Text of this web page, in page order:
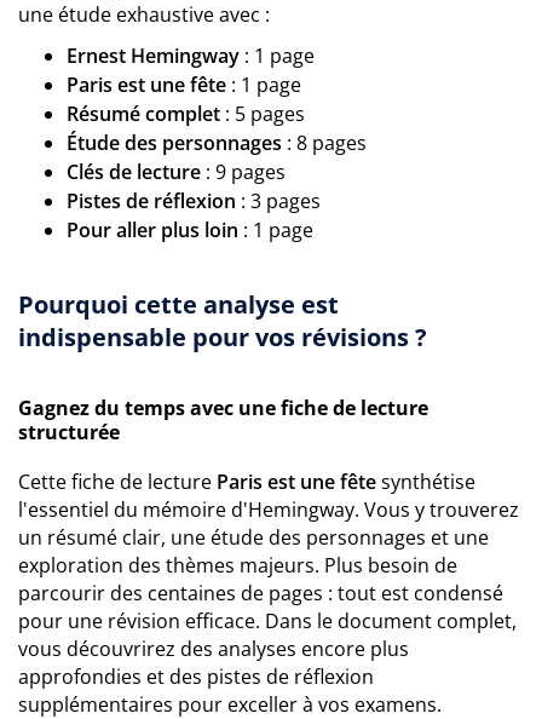
une étude exhaustive avec :
Ernest Hemingway : 1 page
Paris est une fête : 1 page
Résumé complet : 5 pages
Étude des personnages : 8 pages
Clés de lecture : 9 pages
Pistes de réflexion : 3 pages
Pour aller plus loin : 1 page
Pourquoi cette analyse est
indispensable pour vos révisions ?
Gagnez du temps avec une fiche de lecture
structurée
Cette fiche de lecture Paris est une fêtesynthétise
l'essentiel du mémoire d'Hemingway. Vous y trouverez
un résumé clair, une étude des personnages et une
exploration des thèmes majeurs. Plus besoin de
parcourir des centaines de pages : tout est condensé
pour une révision efficace. Dans le document complet,
vous découvrirez des analyses encore plus
approfondies et des pistes de réflexion
supplémentaires pour exceller à vos examens.